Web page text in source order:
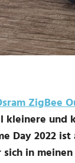
ZigBee
kleinere und
Day 2022 ist
in